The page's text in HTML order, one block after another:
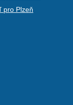
pro Plzeň